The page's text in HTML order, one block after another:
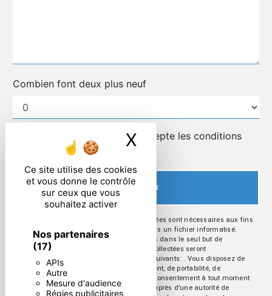
Ce site utilise des cookies
et vous donne le contrôle
sur ceux que vous
souhaitez activer
Nos partenaires
(17)
APIs
Autre
Mesure d'audience
Régies publicitaires
X Masquer le
Combien font deux plus neuf
En cochant cette case, j'accepte les conditions
particulières ci-dessous **
ENVOYER
** Les données personnelles communiquées sont nécessaires aux fins
de vous contacter et sont enregistrées dans un fichier informatisé.
Elles sont destinées à et ses sous-traitants dans le seul but de
répondre à votre message. Les données collectées seront
communiquées aux seuls destinataires suivants: . Vous disposez de
droits d’accès, de rectification, d’effacement, de portabilité, de
limitation, d’opposition, de retrait de votre consentement à tout moment
et du droit d’introduire une réclamation auprès d’une autorité de